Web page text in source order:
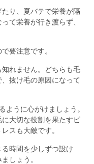
り、夏バテで栄養が隔
て栄養が行き渡らず、
要注意です。
れません。どちらも毛
抜け毛の原因になって
ように心がけましょう。
大切な役割を果たすビ
スも大敵です。
時間を少しずつ設け
しょう。